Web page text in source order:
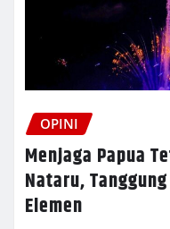
OPINI
Menjaga Papua
Nataru,
Elemen